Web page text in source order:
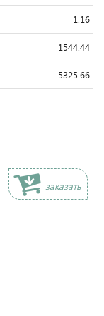
1.16
1544.44
5325.66
заказать